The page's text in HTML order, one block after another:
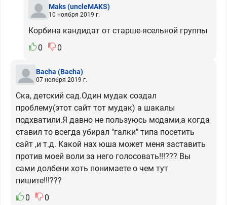
Maks(uncleMAKS)
10 ноября 2019 г.
Корбина кандидат от старше-ясельной группы
0
0
Bacha (Bacha)
07 ноября 2019 г.
Ска, детский сад.Один мудак создал
проблему(этот сайт тот мудак) а шакалы
подхватили.Я давно не пользуюсь модами,а когда
ставил то всегда убирал "галки" типа посетить
сайт ,и т.д. Какой нах юша может меня заставить
против моей воли за него голосовать!!!??? Вы
сами долбени хоть понимаете о чем тут
пишите!!!???
0
0